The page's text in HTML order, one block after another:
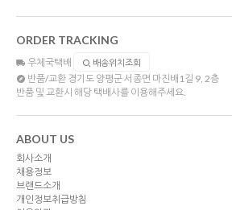
ORDER TRACKING
우체국택배 배송위치조회
반품/교환 경기도 양평군 서종면 마진배1길 9, 2층
반품 및 교환시 해당 택배사를 이용해주세요.
ABOUT US
회사소개
채용정보
브랜드소개
개인정보취급방침